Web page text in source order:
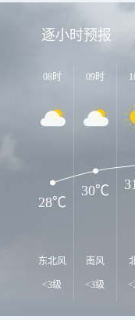
逐小时预报
08时
东北风
<3级
09时
南风
<3级
28℃
30℃